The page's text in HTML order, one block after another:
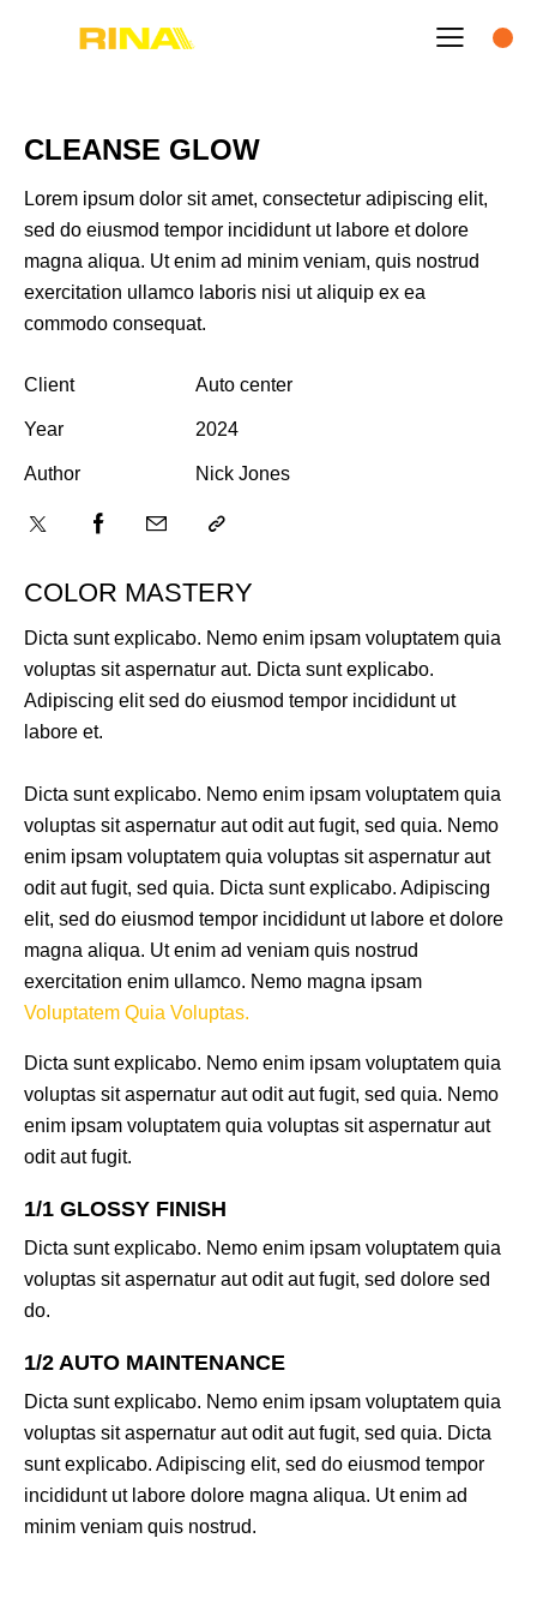
CLEANSE GLOW
COLOR MASTERY
Dicta sunt explicabo. Nemo enim ipsam voluptatem quia
voluptas sit aspernatur aut. Dicta sunt explicabo.
Adipiscing elit sed do eiusmod tempor incididunt ut
labore et.
Dicta sunt explicabo. Nemo enim ipsam voluptatem quia
voluptas sit aspernatur aut odit aut fugit, sed quia. Nemo
enim ipsam voluptatem quia voluptas sit aspernatur aut
odit aut fugit, sed quia. Dicta sunt explicabo. Adipiscing
elit, sed do eiusmod tempor incididunt ut labore et dolore
magna aliqua. Ut enim ad veniam quis nostrud
exercitation enim ullamco. Nemo magna ipsam
Voluptatem Quia Voluptas.
Dicta sunt explicabo. Nemo enim ipsam voluptatem quia
voluptas sit aspernatur aut odit aut fugit, sed quia. Nemo
enim ipsam voluptatem quia voluptas sit aspernatur aut
odit aut fugit.
1/1 GLOSSY FINISH
Dicta sunt explicabo. Nemo enim ipsam voluptatem quia
voluptas sit aspernatur aut odit aut fugit, sed dolore sed
do.
1/2 AUTO MAINTENANCE
Dicta sunt explicabo. Nemo enim ipsam voluptatem quia
voluptas sit aspernatur aut odit aut fugit, sed quia. Dicta
sunt explicabo. Adipiscing elit, sed do eiusmod tempor
incididunt ut labore dolore magna aliqua. Ut enim ad
minim veniam quis nostrud.
Lorem ipsum dolor sit amet, consectetur adipiscing elit,
sed do eiusmod tempor incididunt ut labore et dolore
magna aliqua. Ut enim ad minim veniam, quis nostrud
exercitation ullamco laboris nisi ut aliquip ex ea
commodo consequat.
Client Auto center
Year 2024
Author Nick Jones